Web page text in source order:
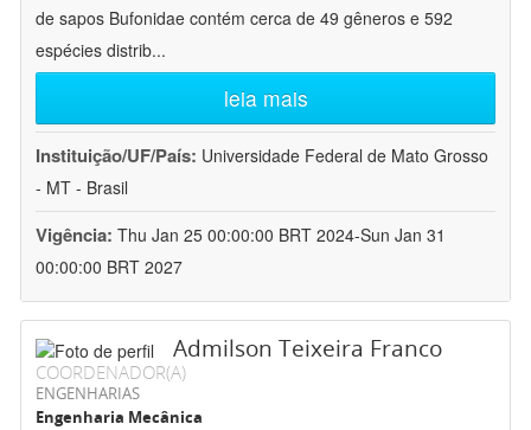
de sapos Bufonidae contém cerca de 49 gêneros e 592
espécies distrib...
leia mais
Instituição/UF/País: Universidade Federal de Mato Grosso
- MT - Brasil
Vigência: Thu Jan 25 00:00:00 BRT 2024-Sun Jan 31
00:00:00 BRT 2027
Admilson Teixeira Franco
COORDENADOR(A)
ENGENHARIAS
Engenharia Mecânica